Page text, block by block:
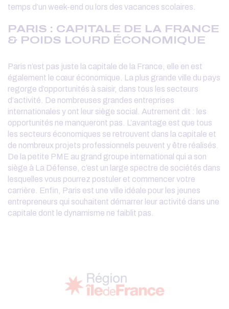
temps d’un week-end ou lors des vacances scolaires.
PARIS : CAPITALE DE LA FRANCE
& POIDS LOURD ÉCONOMIQUE
Paris n’est pas juste la capitale de la France, elle en est
également le cœur économique. La plus grande ville du pays
regorge d’opportunités à saisir, dans tous les secteurs
d’activité. De nombreuses grandes entreprises
internationales y ont leur siège social. Autrement dit : les
opportunités ne manqueront pas. L’avantage est que tous
les secteurs économiques se retrouvent dans la capitale et
de nombreux projets professionnels peuvent y être réalisés.
De la petite PME au grand groupe international qui a son
siège à La Défense, c’est un large spectre de sociétés dans
lesquelles vous pourrez postuler et commencer votre
carrière. Enfin, Paris est une ville idéale pour les jeunes
entrepreneurs qui souhaitent démarrer leur activité dans une
capitale dont le dynamisme ne faiblit pas.